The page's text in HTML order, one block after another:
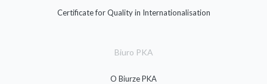
Certificate for Quality in Internationalisation
Biuro PKA
O Biurze PKA